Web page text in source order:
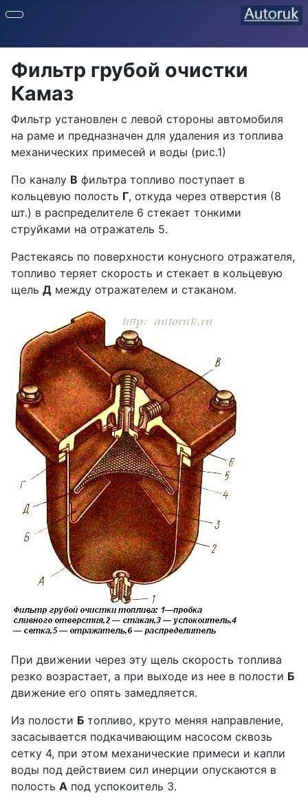
Фильтр грубой очистки
Камаз
Фильтр уста­новлен с левой стороны автомобиля
на ра­ме и предназначен для удаления из топли­ва
механических примесей и воды (рис.1)
По каналу В фильтра топливо поступает в
кольцевую полость Г, откуда че­рез отверстия (8
шт.) в распределителе 6 стекает тонкими
струйками на отражатель 5.
Растекаясь по поверхности конусного от­ражателя,
топливо теряет скорость и сте­кает в кольцевую
щель Д между отражате­лем и стаканом.
При движении через эту щель скорость топлива
резко возрастает, а при выходе из нее в полости Б
движение его опять замедляется.
Из полости Б топ­ливо, круто меняя направление,
засасыва­ется подкачивающим насосом сквозь
сетку 4, при этом механические примеси и капли
воды под действием сил инерции опускают­ся в
полость А под успокоитель 3.